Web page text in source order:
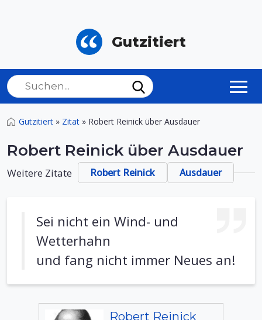
Gutzitiert
Gutzitiert » Zitat » Robert Reinick über Ausdauer
Robert Reinick über Ausdauer
Weitere Zitate Robert Reinick Ausdauer
Sei nicht ein Wind- und
Wetterhahn
und fang nicht immer Neues an!
Robert Reinick